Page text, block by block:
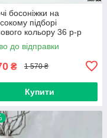
босоніжки на
підборі
кольору 36 р-р
до відправки
₴ 1 570 ₴
Купити